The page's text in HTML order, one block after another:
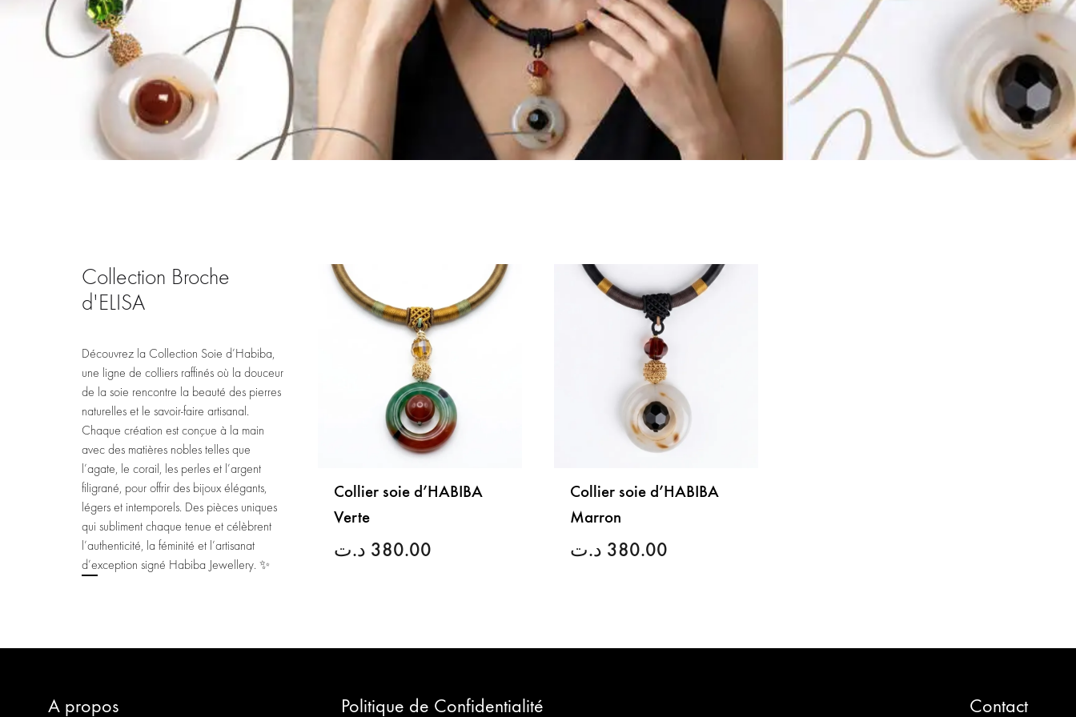
FLORIA
DAHLIA
ETOILE DE MER
POMPONA
AGATE
MOMENT AVEC SARRAH
KHOMSSA
CORALIA
AFRICANA
Collection Broche
d'ELISA
Découvrez la Collection Soie d’Habiba,
une ligne de colliers raffinés où la douceur
de la soie rencontre la beauté des pierres
naturelles et le savoir-faire artisanal.
Chaque création est conçue à la main
avec des matières nobles telles que
l’agate, le corail, les perles et l’argent
filigrané, pour offrir des bijoux élégants,
légers et intemporels. Des pièces uniques
qui subliment chaque tenue et célèbrent
l’authenticité, la féminité et l’artisanat
d’exception signé Habiba Jewellery. ✨
Collier soie d’HABIBA
Verte
380.00 د.ت
Collier soie d’HABIBA
Marron
380.00 د.ت
A propos Politique de Confidentialité Contact